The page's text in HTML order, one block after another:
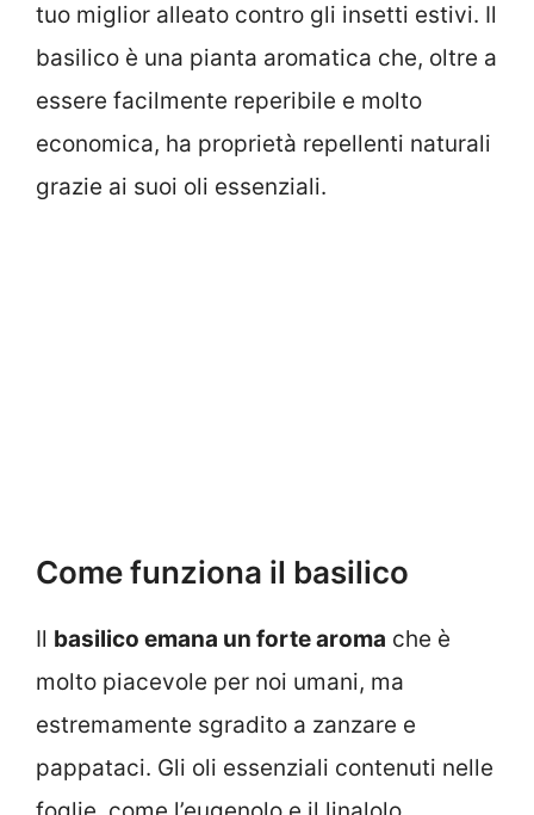
tuo miglior alleato contro gli insetti estivi. Il
basilico è una pianta aromatica che, oltre a
essere facilmente reperibile e molto
economica, ha proprietà repellenti naturali
grazie ai suoi oli essenziali.
Come funziona il basilico
Il basilico emana un forte aroma che è
molto piacevole per noi umani, ma
estremamente sgradito a zanzare e
pappataci. Gli oli essenziali contenuti nelle